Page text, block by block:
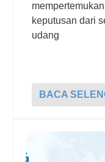
keputusan dari
udang
BACA